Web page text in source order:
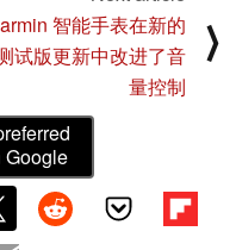
智能手表在新的
试版更新中改进了音
量控制
⟩
Google